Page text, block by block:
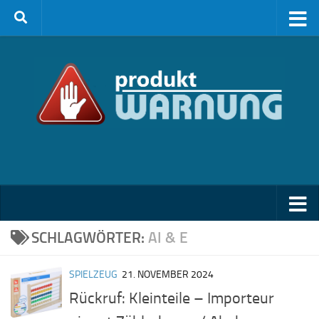
Zum Inhalt springen
SCHLAGWÖRTER: AI & E
SPIELZEUG 21. NOVEMBER 2024
Rückruf: Kleinteile – Importeur